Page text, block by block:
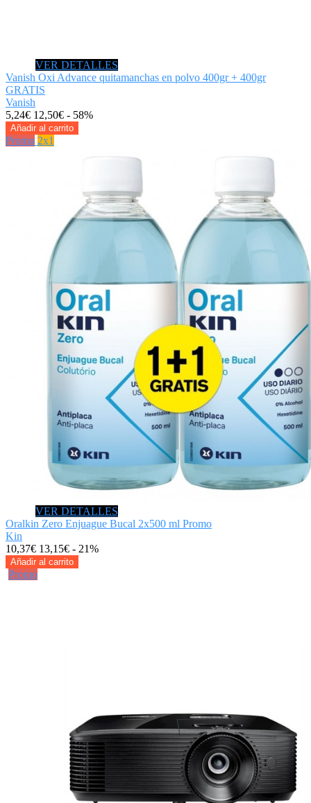
VER DETALLES
Vanish Oxi Advance quitamanchas en polvo 400gr + 400gr
GRATIS
Vanish
5,24€ 12,50€ - 58%
Añadir al carrito
Promo 2x1
VER DETALLES
Oralkin Zero Enjuague Bucal 2x500 ml Promo
Kin
10,37€ 13,15€ - 21%
Añadir al carrito
Promo